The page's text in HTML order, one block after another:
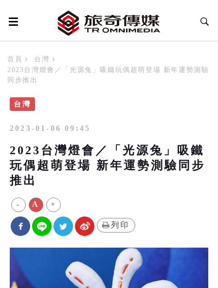
首頁
台灣
2023台灣燈會／「光源兔」吸鐵玩偶超萌登場 新年運勢測驗
同步推出
台灣
2023-01-06 09:45
2023台灣燈會／「光源兔」吸鐵
玩偶超萌登場 新年運勢測驗同步
推出
- A +
列印